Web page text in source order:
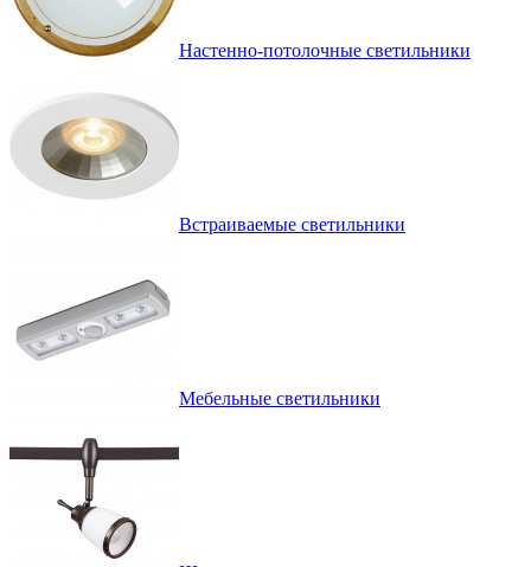
Настенно-потолочные светильники
Встраиваемые светильники
Мебельные светильники